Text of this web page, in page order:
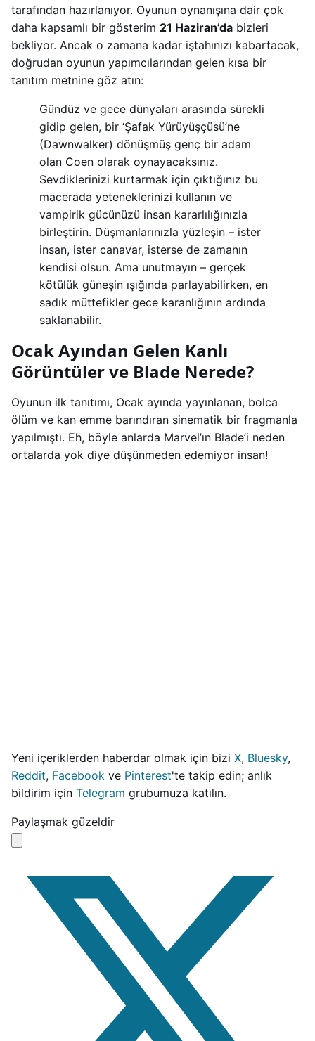
tarafından hazırlanıyor. Oyunun oynanışına dair çok
daha kapsamlı bir gösterim 21 Haziran’da bizleri
bekliyor. Ancak o zamana kadar iştahınızı kabartacak,
doğrudan oyunun yapımcılarından gelen kısa bir
tanıtım metnine göz atın:
Gündüz ve gece dünyaları arasında sürekli
gidip gelen, bir ‘Şafak Yürüyüşçüsü’ne
(Dawnwalker) dönüşmüş genç bir adam
olan Coen olarak oynayacaksınız.
Sevdiklerinizi kurtarmak için çıktığınız bu
macerada yeteneklerinizi kullanın ve
vampirik gücünüzü insan kararlılığınızla
birleştirin. Düşmanlarınızla yüzleşin – ister
insan, ister canavar, isterse de zamanın
kendisi olsun. Ama unutmayın – gerçek
kötülük güneşin ışığında parlayabilirken, en
sadık müttefikler gece karanlığının ardında
saklanabilir.
Ocak Ayından Gelen Kanlı
Görüntüler ve Blade Nerede?
Oyunun ilk tanıtımı, Ocak ayında yayınlanan, bolca
ölüm ve kan emme barındıran sinematik bir fragmanla
yapılmıştı. Eh, böyle anlarda Marvel’ın Blade’i neden
ortalarda yok diye düşünmeden edemiyor insan!
Yeni içeriklerden haberdar olmak için bizi X, Bluesky,
Reddit, Facebook ve Pinterest'te takip edin; anlık
bildirim için Telegram grubumuza katılın.
Paylaşmak güzeldir